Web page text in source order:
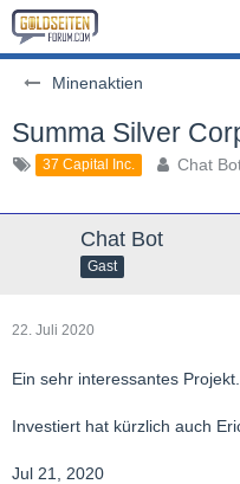
Minenaktien
Summa Silver
37 Capital Inc. Chat
Chat Bot
Gast
22. Juli 2020
Ein sehr interessantes Projekt.
Investiert hat kürzlich auch
Jul 21, 2020